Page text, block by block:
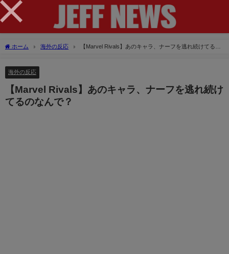
ホーム 海外の反応
【Marvel Rivals】あのキャラ、ナーフを逃れ続けてるの
海外の反応
【Marvel Rivals】あのキャラ、ナーフを逃れ続け
てるのなんで？
×